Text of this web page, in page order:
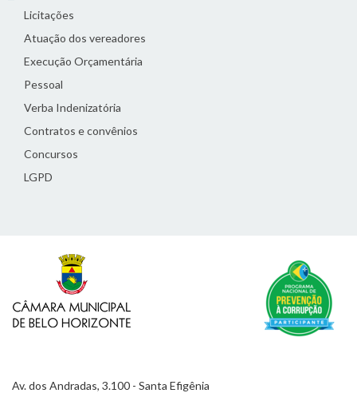
Licitações
Atuação dos vereadores
Execução Orçamentária
Pessoal
Verba Indenizatória
Contratos e convênios
Concursos
LGPD
Av. dos Andradas, 3.100 - Santa Efigênia